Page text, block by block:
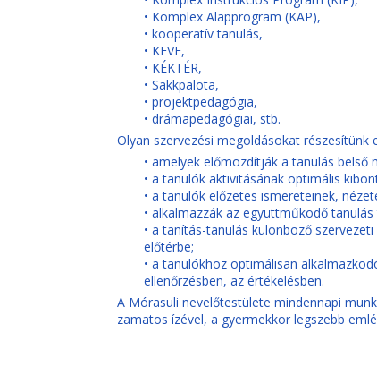
• Komplex Alapprogram (KAP),
• kooperatív tanulás,
• KEVE,
• KÉKTÉR,
• Sakkpalota,
• projektpedagógia,
• drámapedagógiai, stb.
Olyan szervezési megoldásokat részesítünk
• amelyek előmozdítják a tanulás
• a tanulók aktivitásának optimális
• a tanulók előzetes ismereteinek,
• alkalmazzák az együttműködő tanulás
• a tanítás-tanulás különböző
előtérbe;
• a tanulókhoz optimálisan
ellenőrzésben, az értékelésben.
A Mórasuli nevelőtestülete mindennapi
zamatos ízével, a gyermekkor legszebb